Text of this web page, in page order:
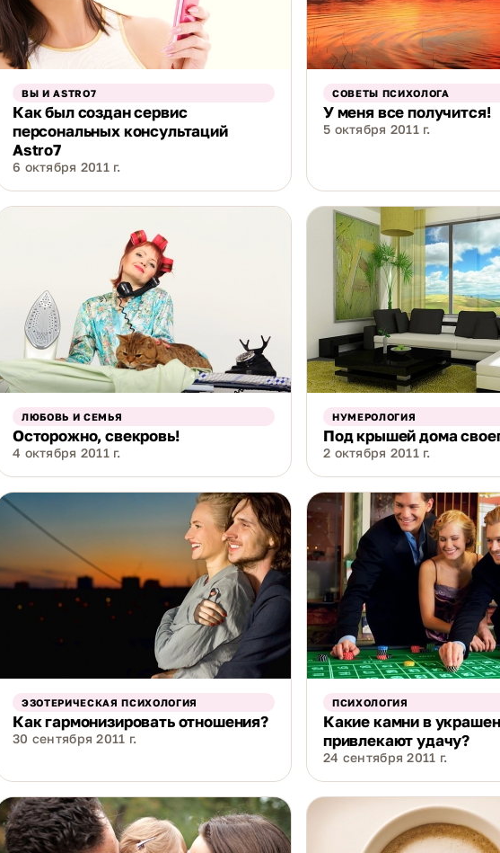
ВЫ И ASTRO7
Как был создан сервис
персональных консультаций
Astro7
6 октября 2011 г.
СОВЕТЫ ПСИХОЛОГА
У меня все получится!
5 октября 2011 г.
ЛЮБОВЬ И СЕМЬЯ
Осторожно, свекровь!
4 октября 2011 г.
НУМЕРОЛОГИЯ
Под крышей дома
2 октября 2011 г.
ЭЗОТЕРИЧЕСКАЯ ПСИХОЛОГИЯ
Как гармонизировать отношения?
30 сентября 2011 г.
ПСИХОЛОГИЯ
Какие камни в
привлекают удачу?
24 сентября 2011 г.